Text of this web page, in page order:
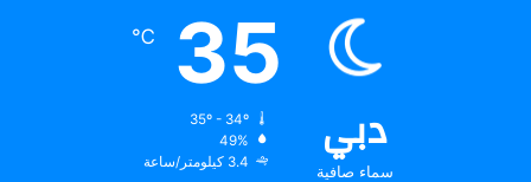
دبي
سماء صافية
35
℃
49%
3.4 كيلومتر/ساعة